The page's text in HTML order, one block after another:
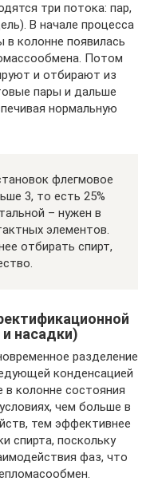
три потока: пар,
В начале процесса
колонне появилась
Потом
и отбирают из
пары и дальше
нормальную
флегмовое
3, то есть 25%
– нужен в
элементов.
отбирать спирт,
насадки)
разделение
конденсацией
колонне состояния
чем больше в
тем эффективнее
спирта, поскольку
фаз, что